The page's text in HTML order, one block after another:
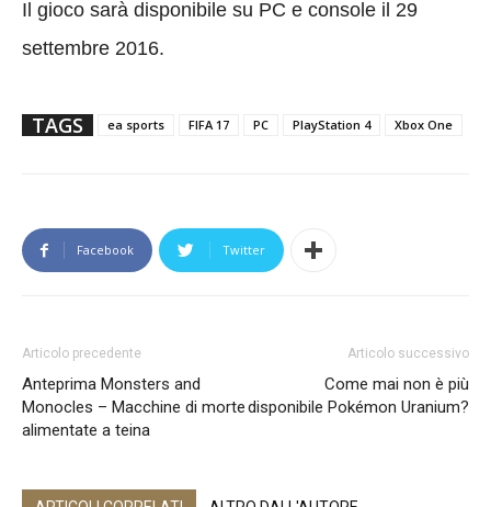
Il gioco sarà disponibile su PC e console il 29
settembre 2016.
TAGS ea sports FIFA 17 PC PlayStation 4 Xbox One
Facebook Twitter
Articolo precedente
Anteprima Monsters and
Monocles – Macchine di morte
alimentate a teina
Articolo successivo
Come mai non è più
disponibile Pokémon Uranium?